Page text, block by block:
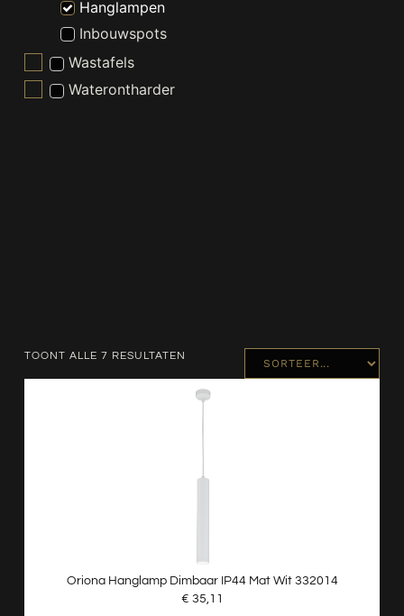
Hanglampen
Inbouwspots
Wastafels
Waterontharder
TOONT ALLE 7 RESULTATEN
Oriona Hanglamp Dimbaar IP44 Mat Wit 332014
€ 35,11